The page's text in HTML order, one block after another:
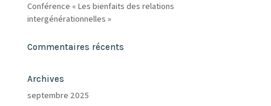
Conférence « Les bienfaits des relations
intergénérationnelles »
Commentaires récents
Archives
septembre 2025